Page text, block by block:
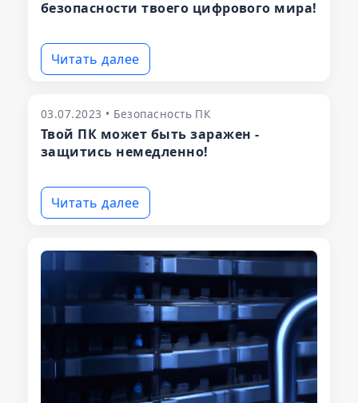
безопасности твоего цифрового мира!
Читать далее
03.07.2023 • Безопасность ПК
Твой ПК может быть заражен -
защитись немедленно!
Читать далее